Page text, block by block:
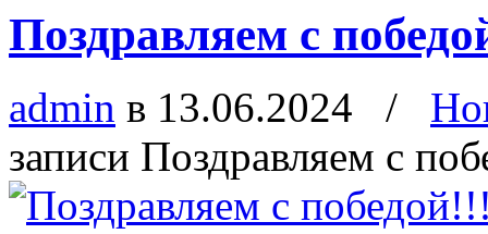
Поздравляем с
admin в 13.06.2024 /
записи Поздравляем с